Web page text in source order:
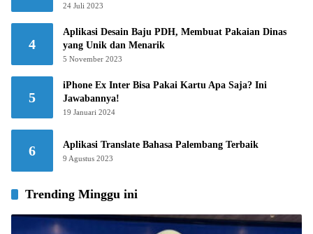
24 Juli 2023
4
Aplikasi Desain Baju PDH, Membuat Pakaian Dinas
yang Unik dan Menarik
5 November 2023
5
iPhone Ex Inter Bisa Pakai Kartu Apa Saja? Ini
Jawabannya!
19 Januari 2024
6 Aplikasi Translate Bahasa Palembang Terbaik
9 Agustus 2023
Trending Minggu ini